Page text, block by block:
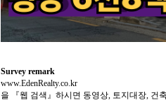
Survey remark
www.EdenRealty.co.kr
을 『웹 검색』하시면 동영상, 토지대장, 건